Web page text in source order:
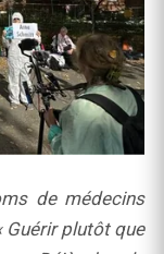
de médecins
Guérir plutôt que